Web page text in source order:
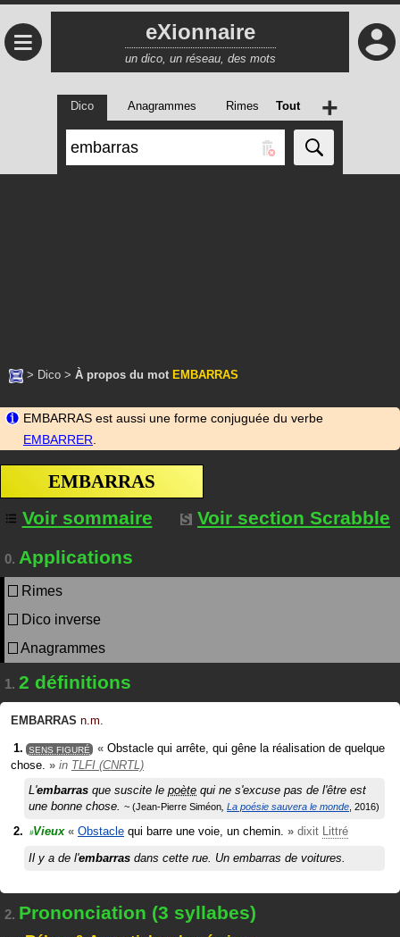
≡ eXionnaire
un dico, un réseau, des mots
Dico Anagrammes Rimes Tout +
> Dico > À propos du mot EMBARRAS
EMBARRAS est aussi une forme conjuguée du verbe
EMBARRER
EMBARRAS
Voir sommaire
Voir section Scrabble
0. Applications
Rimes
Dico inverse
Anagrammes
1. 2 définitions
EMBARRAS n.m.
SENS FIGURÉ « Obstacle qui arrête, qui gêne la réalisation de quelque
chose. » in TLFI (CNRTL)
L'embarras que suscite le poète qui ne s'excuse pas de l'être est
une bonne chose.
Jean-Pierre Siméon La poésie sauvera le monde 2016
#Vieux « Obstacle qui barre une voie, un chemin. » dixit Littré
Il y a de l'embarras dans cette rue. Un embarras de voitures.
2. Prononciation (3 syllabes)